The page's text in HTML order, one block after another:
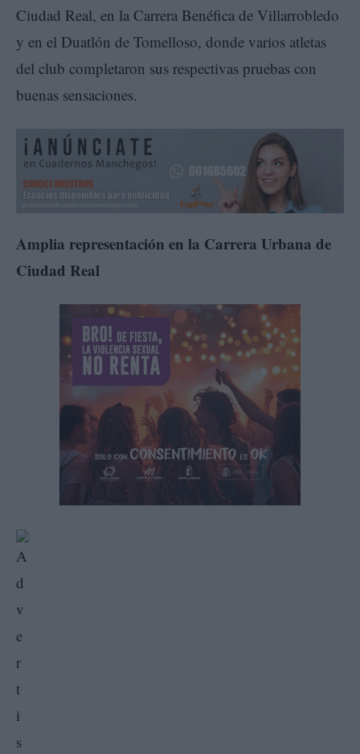
Ciudad Real, en la Carrera Benéfica de Villarrobledo
y en el Duatlón de Tomelloso, donde varios atletas
del club completaron sus respectivas pruebas con
buenas sensaciones.
Amplia representación en la Carrera Urbana de
Ciudad Real